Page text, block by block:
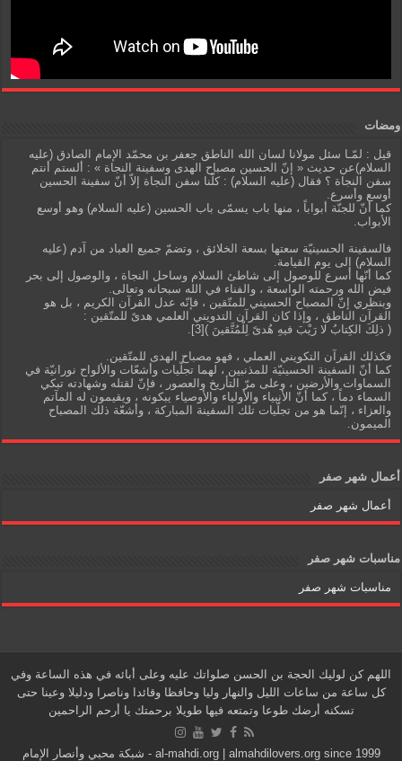
ومضات
قيل : لمّـا سئل مولانا لسان الله الناطق جعفر بن محمّد الإمام الصادق (عليه
السلام)عن حديث « إنّ الحسين مصباح الهدى وسفينة النجاة » : ألستم أنتم
سفن النجاة ؟ فقال (عليه السلام) : كلّنا سفن النجاة إلاّ أنّ سفينة الحسين
أوسع وأسرع.
كما أنّ للجنّة أبواباً ، منها باب يسمّى باب الحسين (عليه السلام) وهو أوسع
الأبواب.
فالسفينة الحسينيّة سعتها بسعة الخلائق ، وتضمّ جميع العباد من آدم (عليه
السلام) إلى يوم القيامة.
كما أنّها أسرع للوصول إلى شاطئ السلام وساحل النجاة ، والوصول إلى بحر
فيض الله ورحمته الواسعة ، والفناء في الله سبحانه وتعالى.
وبنظري إنّ المصباح الحسيني للمتّقين ، فإنّه عدل القرآن الكريم ، بل هو
القرآن الناطق ، وإذا كان القرآن التدويني العلمي هدىً للمتّقين :
( ذلِكَ الكِتابُ لا رَيْبَ فيهِ هُدىً لِلْمُتَّقينَ )[3].
فكذلك القرآن التكويني العملي ، فهو مصباح الهدى للمتّقين.
كما أنّ السفينة الحسينيّة للمذنبين ، لهما تجلّيات وأشعّات والألواح نورانيّة في
السماوات والأرضين ، وعلى مرّ التأريخ والعصور ، فإنّ لقتله وشهادته تبكي
السماء دماً ، كما أنّ الأنبياء والأولياء والأوصياء يبكونه ، ويقيمون له المآتم
والعزاء ، إنّما هو من تجلّيات تلك السفينة المباركة ، وأشعّة ذلك المصباح
الميمون.
أعمال شهر صفر
أعمال شهر صفر
مناسبات شهر صفر
مناسبات شهر صفر
اللهم كن لوليك الحجة بن الحسن صلواتك عليه وعلى أبائه في هذه الساعة وفي
كل ساعة من ساعات الليل والنهار وليا وحافظا وقائدا وناصرا ودليلا وعينا حتى
تسكنه أرضك طوعا وتمتعه فيها طويلا برحمتك يا أرحم الراحمين
al-mahdi.org | almahdilovers.org since 1999 - شبكة محبي وأنصار الإمام